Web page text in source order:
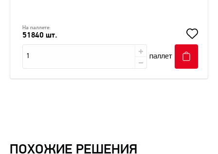
На паллете:
51840 шт.
паллет
ПОХОЖИЕ РЕШЕНИЯ